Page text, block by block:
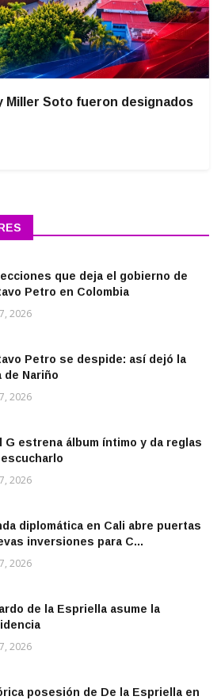
Miller Soto fueron designados
que deja el gobierno de
Petro en Colombia
2026
Petro se despide: así dejó la
de Nariño
2026
G estrena álbum íntimo y da reglas
2026
diplomática en Cali abre puertas
inversiones para C...
2026
de la Espriella asume la
2026
posesión de De la Espriella en